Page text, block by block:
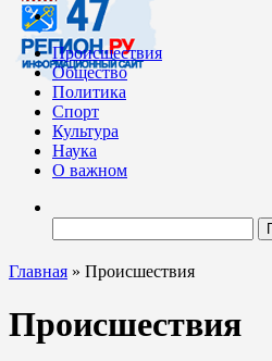
Происшествия
Общество
Политика
Спорт
Культура
Наука
О важном
Главная » Происшествия
Происшествия